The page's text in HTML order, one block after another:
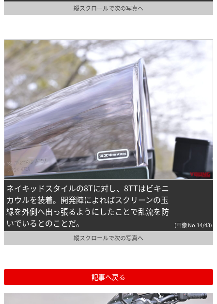
縦スクロールで次の写真へ
ネイキッドスタイルの8Tに対し、8TTはビキニ
カウルを装着。開発陣によればスクリーンの玉
縁を外側へ出っ張るようにしたことで乱流を防
いでいるとのことだ。
(画像 No.14/43)
縦スクロールで次の写真へ
記事へ戻る